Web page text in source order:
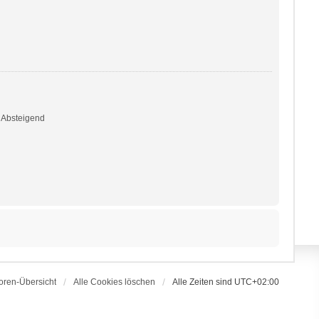
Absteigend
Übersicht Alle Cookies löschen Alle Zeiten sind UTC+02:00